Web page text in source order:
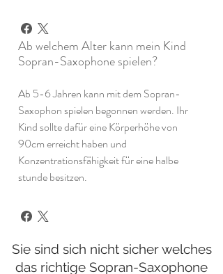
Ab welchem Alter kann mein Kind
Sopran-Saxophone spielen?
Ab 5-6 Jahren kann mit dem Sopran-
Saxophon spielen begonnen werden. Ihr
Kind sollte dafür eine Körperhöhe von
90cm erreicht haben und
Konzentrationsfähigkeit für eine halbe
stunde besitzen.
Sie sind sich nicht sicher welches
das richtige Sopran-Saxophone